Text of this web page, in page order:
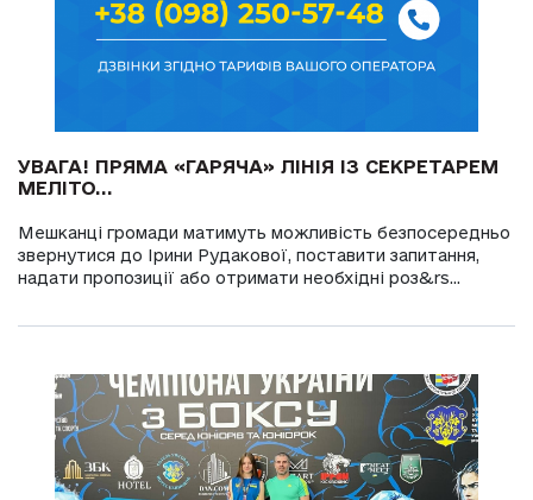
УВАГА! ПРЯМА «ГАРЯЧА» ЛІНІЯ ІЗ СЕКРЕТАРЕМ
МЕЛІТО...
Мешканці громади матимуть можливість безпосередньо
звернутися до Ірини Рудакової, поставити запитання,
надати пропозиції або отримати необхідні роз&rs...